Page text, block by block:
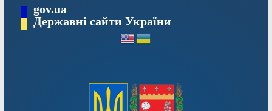
Перейтиgov.ua
Державні сайти України